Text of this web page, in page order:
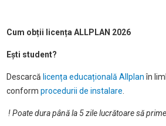
Cum obții licența ALLPLAN 2026
Ești student?
Descarcă licența educațională Allplanîn
conform procedurii de instalare
! Poate dura până la 5 zile lucrătoare să